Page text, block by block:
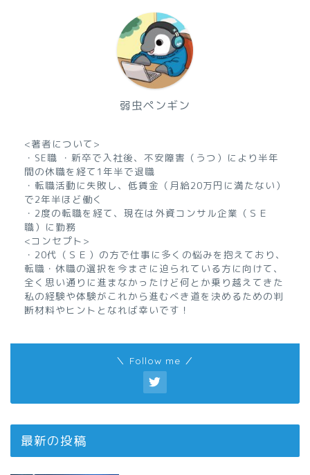
弱虫ペンギン
<著者について>
・SE職 ・新卒で入社後、不安障害（うつ）により半年
間の休職を経て1年半で退職
・転職活動に失敗し、低賃金（月給20万円に満たない）
で2年半ほど働く
・2度の転職を経て、現在は外資コンサル企業（ＳＥ
職）に勤務
<コンセプト>
・20代（ＳＥ）の方で仕事に多くの悩みを抱えており、
転職・休職の選択を今まさに迫られている方に向けて、
全く思い通りに進まなかったけど何とか乗り越えてきた
私の経験や体験がこれから進むべき道を決めるための判
断材料やヒントとなれば幸いです！
＼ Follow me ／
最新の投稿